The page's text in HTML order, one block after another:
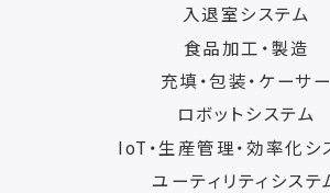
入退室システム
食品加工・製造
充填・包装・ケーサー
ロボットシステム
IoT・生産管理・効率化シ
ユーティリティシステ